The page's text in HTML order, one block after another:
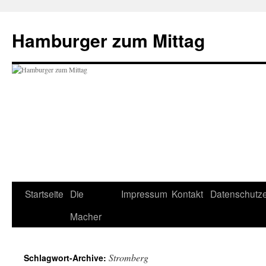
Hamburger zum Mittag
Zum
Startseite Die
Macher
Impressum Kontakt
Schlagwort-Archive: Stromberg